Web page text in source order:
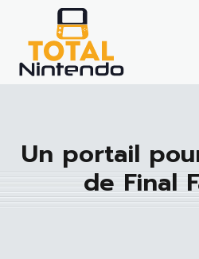
Un portail
de Final